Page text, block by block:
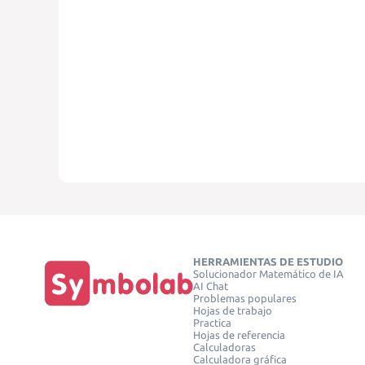
HERRAMIENTAS DE ESTUDIO
Solucionador Matemático de IA
AI Chat
Problemas populares
Hojas de trabajo
Practica
Hojas de referencia
Calculadoras
Calculadora gráfica